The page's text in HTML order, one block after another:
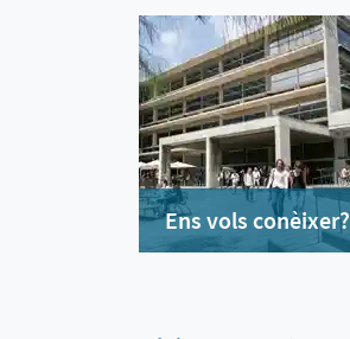
Ens vols conèixer?